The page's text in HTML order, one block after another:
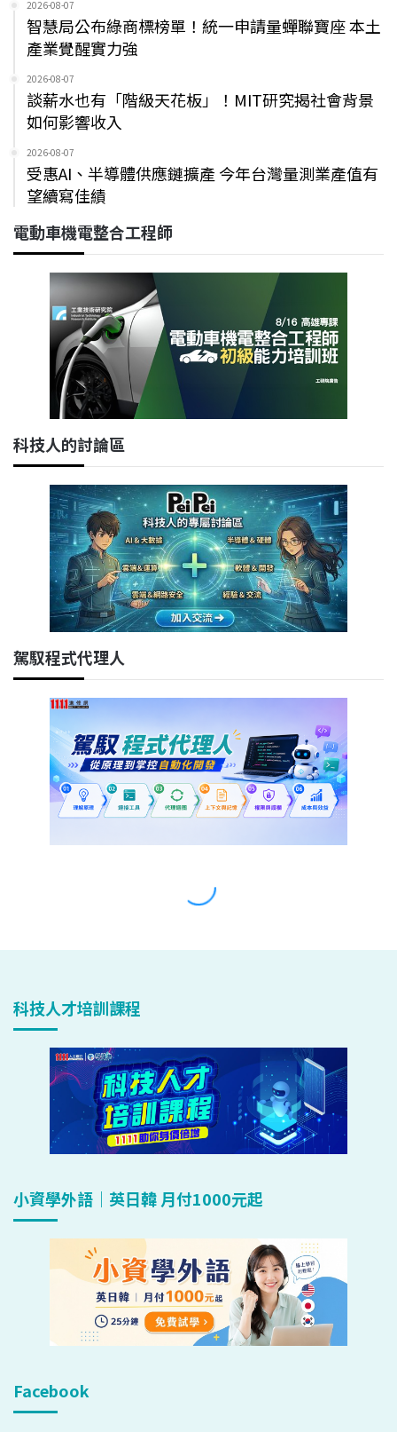
科技人才培訓課程
小資學外語｜英日韓 月付1000元起
Facebook